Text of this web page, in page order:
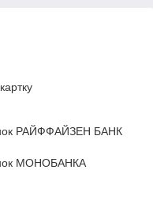
РАЙФФАЙЗЕН БАНК
МОНОБАНКА